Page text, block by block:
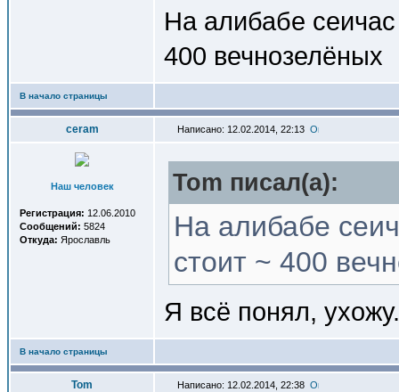
На алибабе
400 вечнозелёных
В начало страницы
ceram Написано: 12.02.2014, 22:13
Наш человек
Регистрация: 12.06.2010
Сообщений: 5824
Откуда: Ярославль
Tom писал(a):
На алибабе
стоит ~ 400
Я всё понял,
В начало страницы
Tom Написано: 12.02.2014, 22:38